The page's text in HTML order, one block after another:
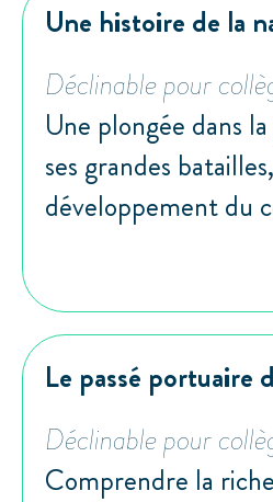
Une histoire de la
Déclinable pour
Une plongée dans
ses grandes
développement du
Le passé portuaire
Déclinable pour
Comprendre la